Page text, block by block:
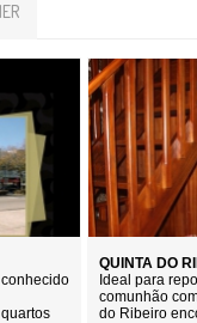
QUINTA DO
Ideal para
comunhão
do Ribeiro